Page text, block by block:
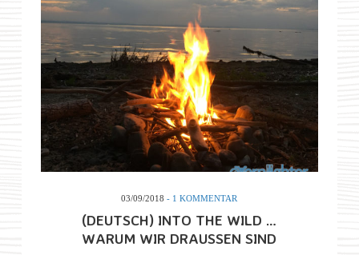
03/09/2018- 1 KOMMENTAR
(DEUTSCH) INTO THE WILD …
WARUM WIR DRAUSSEN SIND